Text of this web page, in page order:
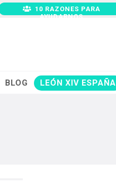
10 RAZONES PARA
AYUDARNOS
BLOG LEÓN XIV ESPAÑA